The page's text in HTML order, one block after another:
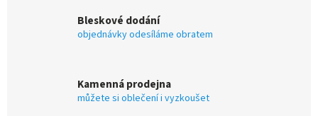
Bleskové dodání
objednávky odesíláme obratem
Kamenná prodejna
můžete si oblečení i vyzkoušet